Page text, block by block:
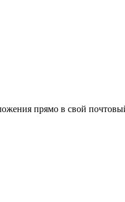
прямо в свой